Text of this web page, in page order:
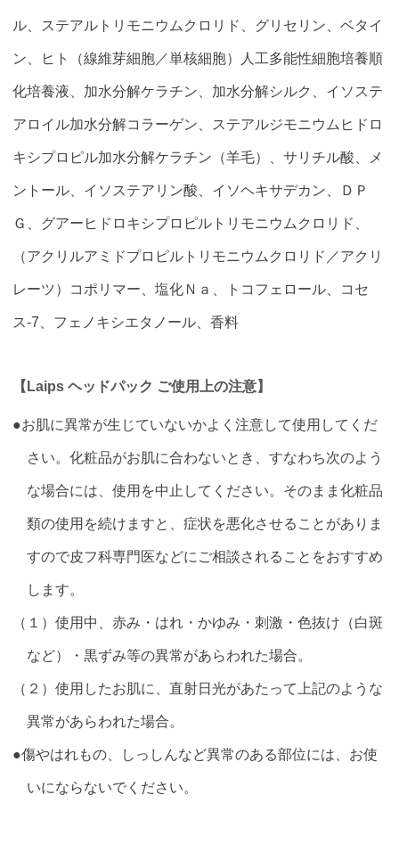
ル、ステアルトリモニウムクロリド、グリセリン、ベタイ
ン、ヒト（線維芽細胞／単核細胞）人工多能性細胞培養順
化培養液、加水分解ケラチン、加水分解シルク、イソステ
アロイル加水分解コラーゲン、ステアルジモニウムヒドロ
キシプロピル加水分解ケラチン（羊毛）、サリチル酸、メ
ントール、イソステアリン酸、イソヘキサデカン、ＤＰ
Ｇ、グアーヒドロキシプロピルトリモニウムクロリド、
（アクリルアミドプロピルトリモニウムクロリド／アクリ
レーツ）コポリマー、塩化Ｎａ、トコフェロール、コセ
ス-7、フェノキシエタノール、香料
【Laips ヘッドパック ご使用上の注意】
●お肌に異常が生じていないかよく注意して使用してくだ
さい。化粧品がお肌に合わないとき、すなわち次のよう
な場合には、使用を中止してください。そのまま化粧品
類の使用を続けますと、症状を悪化させることがありま
すので皮フ科専門医などにご相談されることをおすすめ
します。
（１）使用中、赤み・はれ・かゆみ・刺激・色抜け（白斑
など）・黒ずみ等の異常があらわれた場合。
（２）使用したお肌に、直射日光があたって上記のような
異常があらわれた場合。
●傷やはれもの、しっしんなど異常のある部位には、お使
いにならないでください。